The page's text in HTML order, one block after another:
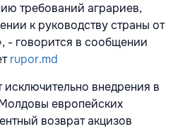
требований аграриев,
к руководству страны от
- говорится в сообщении
rupor.md
исключительно внедрения в
европейских
возврат акцизов